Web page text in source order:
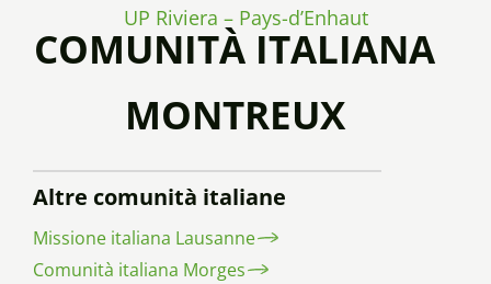
UP Riviera – Pays-d’Enhaut
COMUNITÀ ITALIANA
MONTREUX
Altre comunità italiane
Missione italiana Lausanne
Comunità italiana Morges